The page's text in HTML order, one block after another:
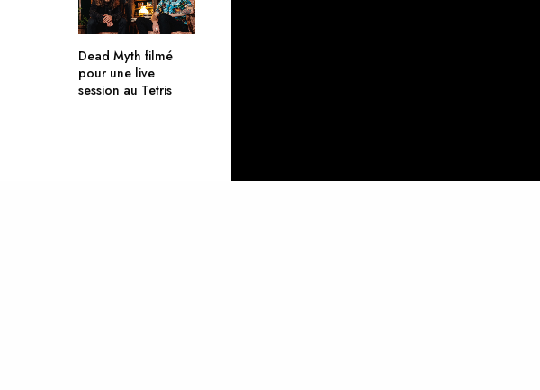
Dead Myth filmé
pour une live
session au Tetris